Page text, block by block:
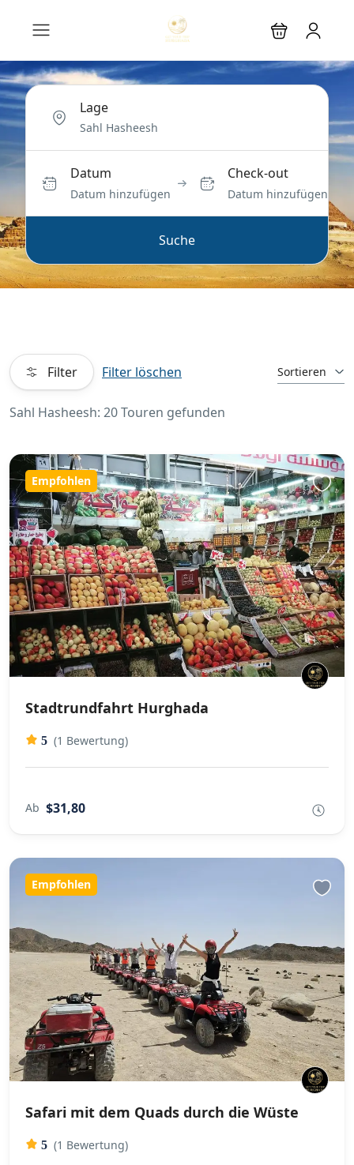
Lage
Datum
Datum hinzufügen
Check-out
Datum hinzufügen
Suche
Filter Filter löschen Sortieren
Sahl Hasheesh: 20 Touren gefunden
Empfohlen
Stadtrundfahrt Hurghada
5 (1 Bewertung)
Ab $31,80
Empfohlen
Safari mit dem Quads durch die Wüste
5 (1 Bewertung)